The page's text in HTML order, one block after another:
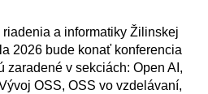
a informatiky Žilinskej
2026 bude konať konferencia
zaradené v sekciách: Open AI,
OSS, OSS vo vzdelávaní,